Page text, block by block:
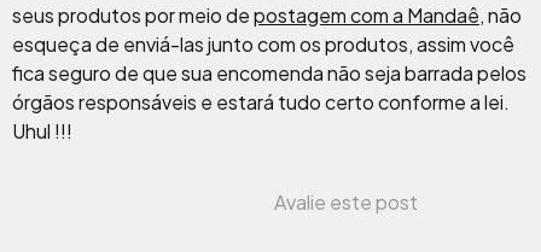
seus produtos por meio depostagem com a Mandaê, não
esqueça de enviá-las junto com os produtos, assim você
fica seguro de que sua encomenda não seja barrada pelos
órgãos responsáveis e estará tudo certo conforme a lei.
Uhul !!!
Avalie este post